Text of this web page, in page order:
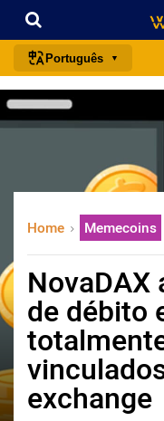
Português
english
français
deutsch
中文
русский
한국어
العربية
ไทย
Home Memecoins
de débito
exchange